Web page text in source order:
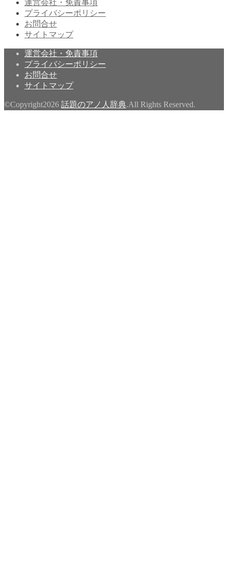
運営会社・免責事項
プライバシーポリシー
お問合せ
サイトマップ
運営会社・免責事項
プライバシーポリシー
お問合せ
サイトマップ
©Copyright2026 話題のアノ人辞典.All Rights Reserved.